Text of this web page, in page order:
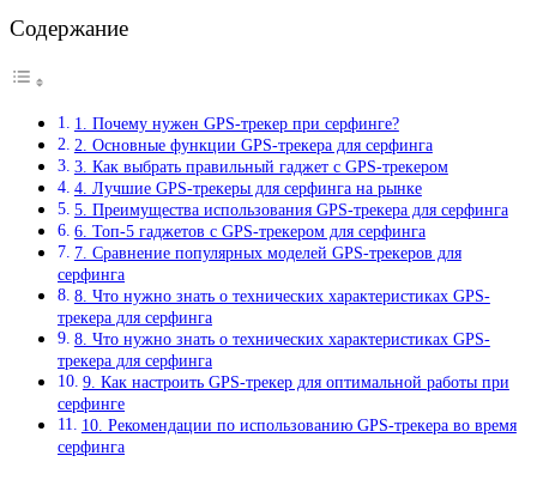
Содержание
1. Почему нужен GPS-трекер при серфинге?
2. Основные функции GPS-трекера для серфинга
3. Как выбрать правильный гаджет с GPS-трекером
4. Лучшие GPS-трекеры для серфинга на рынке
5. Преимущества использования GPS-трекера для серфинга
6. Топ-5 гаджетов с GPS-трекером для серфинга
7. Сравнение популярных моделей GPS-трекеров для
серфинга
8. Что нужно знать о технических характеристиках GPS-
трекера для серфинга
8. Что нужно знать о технических характеристиках GPS-
трекера для серфинга
9. Как настроить GPS-трекер для оптимальной работы при
серфинге
10. Рекомендации по использованию GPS-трекера во время
серфинга